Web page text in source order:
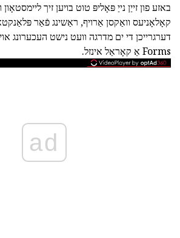
באזע פון זייַן נייַ פּאָליפּ טוט בויען זיך ליימסטאָון
קאָלאָניעס וואַקסן אַרויף, ראַשינג פֿאַר פּלאַנקטאָן
דערגרייכן די ים מדרגה וועט נישט העכערונג
Forms אַ קאָראַל אינזל.
ad